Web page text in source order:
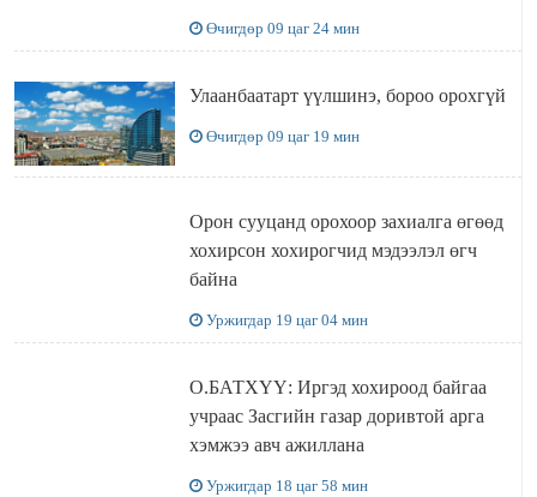
Өчигдөр 09 цаг 24 мин
Улаанбаатарт үүлшинэ, бороо орохгүй
Өчигдөр 09 цаг 19 мин
Орон сууцанд орохоор захиалга өгөөд
хохирсон хохирогчид мэдээлэл өгч
байна
Уржигдар 19 цаг 04 мин
О.БАТХҮҮ: Иргэд хохироод байгаа
учраас Засгийн газар доривтой арга
хэмжээ авч ажиллана
Уржигдар 18 цаг 58 мин